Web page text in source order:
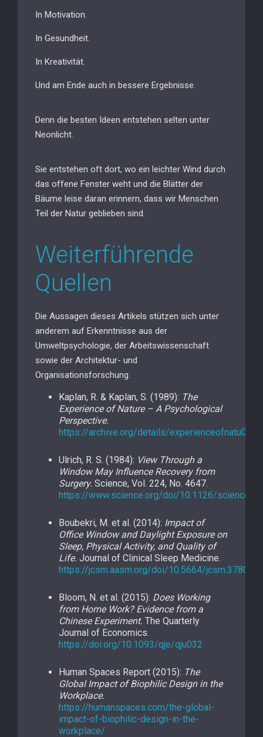
In Motivation.
In Gesundheit.
In Kreativität.
Und am Ende auch in bessere Ergebnisse.
Denn die besten Ideen entstehen selten unter
Neonlicht.
Sie entstehen oft dort, wo ein leichter Wind durch
das offene Fenster weht und die Blätter der
Bäume leise daran erinnern, dass wir Menschen
Teil der Natur geblieben sind.
Weiterführende
Quellen
Die Aussagen dieses Artikels stützen sich unter
anderem auf Erkenntnisse aus der
Umweltpsychologie, der Arbeitswissenschaft
sowie der Architektur- und
Organisationsforschung.
Kaplan, R. & Kaplan, S. (1989): The
Experience of Nature – A Psychological
Perspective.
https://archive.org/details/
Ulrich, R. S. (1984): View Through a
Window May Influence Recovery from
Surgery. Science, Vol. 224, No. 4647.
https://www.science.org/doi/10.1126/
Boubekri, M. et al. (2014): Impact of
Office Window and Daylight Exposure on
Sleep, Physical Activity, and Quality of
Life. Journal of Clinical Sleep Medicine.
https://jcsm.aasm.org/doi/10.5664/jcsm.3780
Bloom, N. et al. (2015): Does Working
from Home Work? Evidence from a
Chinese Experiment. The Quarterly
Journal of Economics.
https://doi.org/10.1093/qje/qju032
Human Spaces Report (2015): The
Global Impact of Biophilic Design in the
Workplace.
https://humanspaces.com/the-global-
impact-of-biophilic-design-in-the-
workplace/